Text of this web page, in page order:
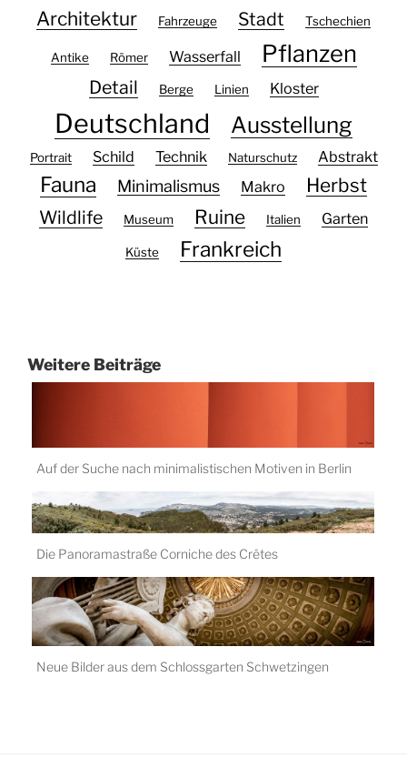
Architektur Fahrzeuge Stadt Tschechien
Antike Römer Wasserfall Pflanzen
Detail Berge Linien Kloster
Deutschland Ausstellung
Portrait Schild Technik Naturschutz Abstrakt
Fauna Minimalismus Makro Herbst
Wildlife Museum Ruine Italien Garten
Küste Frankreich
Weitere Beiträge
Auf der Suche nach minimalistischen Motiven in Berlin
April 20, 2019
Die Panoramastraße Corniche des Crêtes
Juni 29, 2018
Neue Bilder aus dem Schlossgarten Schwetzingen